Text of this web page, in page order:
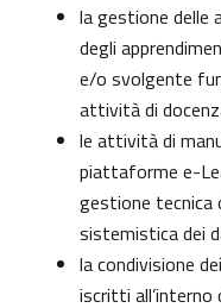
la gestione delle
degli
e/o svolgente
attività di
le attività di
piattaforme e-
gestione tecnica
sistemistica dei
la condivisione
iscritti